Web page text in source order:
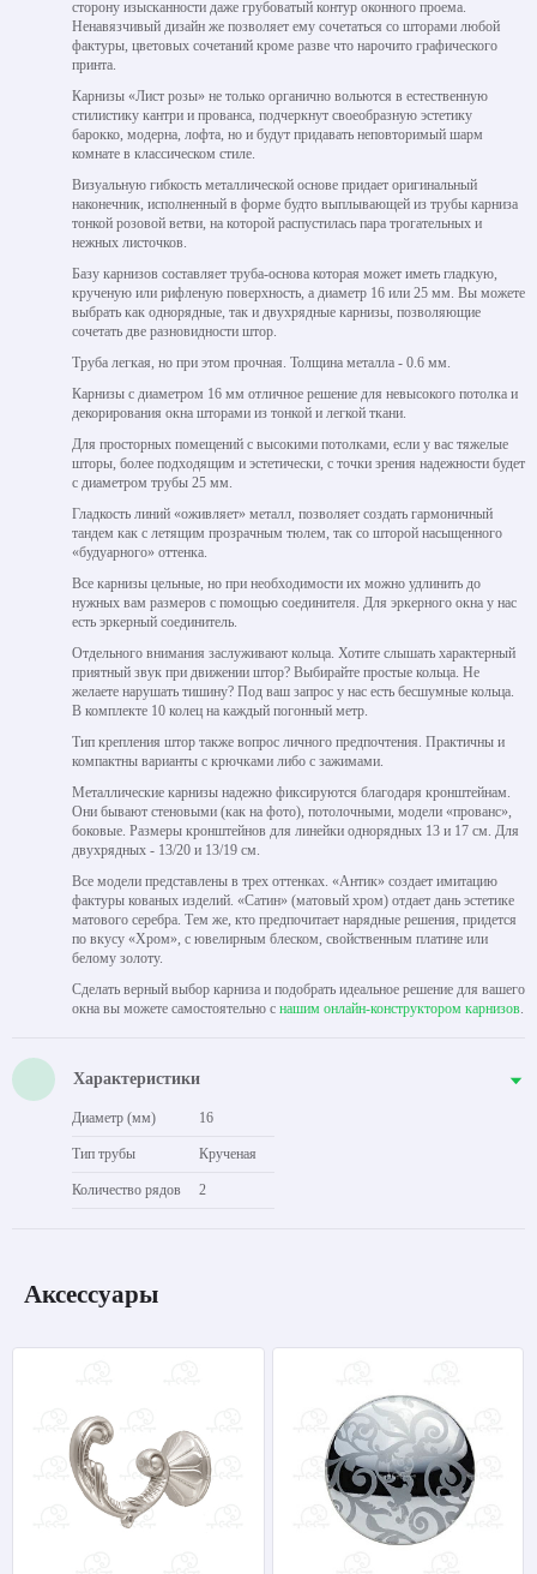
сторону изысканности даже грубоватый контур оконного проема.
Ненавязчивый дизайн же позволяет ему сочетаться со шторами любой
фактуры, цветовых сочетаний кроме разве что нарочито графического
принта.
Карнизы «Лист розы» не только органично вольются в естественную
стилистику кантри и прованса, подчеркнут своеобразную эстетику
барокко, модерна, лофта, но и будут придавать неповторимый шарм
комнате в классическом стиле.
Визуальную гибкость металлической основе придает оригинальный
наконечник, исполненный в форме будто выплывающей из трубы карниза
тонкой розовой ветви, на которой распустилась пара трогательных и
нежных листочков.
Базу карнизов составляет труба-основа которая может иметь гладкую,
крученую или рифленую поверхность, а диаметр 16 или 25 мм. Вы можете
выбрать как однорядные, так и двухрядные карнизы, позволяющие
сочетать две разновидности штор.
Труба легкая, но при этом прочная. Толщина металла - 0.6 мм.
Карнизы с диаметром 16 мм отличное решение для невысокого потолка и
декорирования окна шторами из тонкой и легкой ткани.
Для просторных помещений с высокими потолками, если у вас тяжелые
шторы, более подходящим и эстетически, с точки зрения надежности будет
с диаметром трубы 25 мм.
Гладкость линий «оживляет» металл, позволяет создать гармоничный
тандем как с летящим прозрачным тюлем, так со шторой насыщенного
«будуарного» оттенка.
Все карнизы цельные, но при необходимости их можно удлинить до
нужных вам размеров с помощью соединителя. Для эркерного окна у нас
есть эркерный соединитель.
Отдельного внимания заслуживают кольца. Хотите слышать характерный
приятный звук при движении штор? Выбирайте простые кольца. Не
желаете нарушать тишину? Под ваш запрос у нас есть бесшумные кольца.
В комплекте 10 колец на каждый погонный метр.
Тип крепления штор также вопрос личного предпочтения. Практичны и
компактны варианты с крючками либо с зажимами.
Металлические карнизы надежно фиксируются благодаря кронштейнам.
Они бывают стеновыми (как на фото), потолочными, модели «прованс»,
боковые. Размеры кронштейнов для линейки однорядных 13 и 17 см. Для
двухрядных - 13/20 и 13/19 см.
Все модели представлены в трех оттенках. «Антик» создает имитацию
фактуры кованых изделий. «Сатин» (матовый хром) отдает дань эстетике
матового серебра. Тем же, кто предпочитает нарядные решения, придется
по вкусу «Хром», с ювелирным блеском, свойственным платине или
белому золоту.
Сделать верный выбор карниза и подобрать идеальное решение для вашего
окна вы можете самостоятельно с нашим онлайн-конструктором карнизов.
Характеристики
Диаметр (мм) 16
Тип трубы Крученая
Количество рядов 2
Аксессуары